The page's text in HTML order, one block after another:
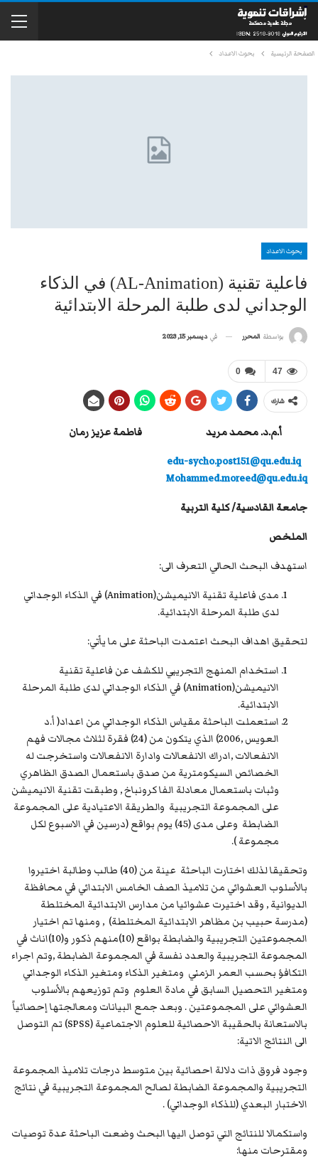
الصفحة الرئيسية بحوث الاعداد
بحوث الاعداد
فاعلية تقنية (AL-Animation) في الذكاء
الوجداني لدى طلبة المرحلة الابتدائية
بواسطة المحرر في ديسمبر 15, 2023
0 47
شارك
أ.م.د. محمد مريد فاطمة عزيز رمان
edu-sycho.post151@qu.edu.iq
Mohammed.moreed@qu.edu.iq
جامعة القادسية/ كلية التربية
الملخص
استهدف البحث الحالي التعرف الى:
مدى فاعلية تقنية الانيميشن(Animation) في الذكاء الوجداني
لدى طلبة المرحلة الابتدائية.
لتحقيق اهداف البحث اعتمدت الباحثة على ما يأتي:
استخدام المنهج التجريبي للكشف عن فاعلية تقنية
الانيميشن(Animation) في الذكاء الوجداني لدى طلبة المرحلة
الابتدائية.
استعملت الباحثة مقياس الذكاء الوجداني من اعداد( أ.د
العويس ,2006) الذي يتكون من (24) فقرة لثلاث مجالات فهم
الانفعالات ,ادراك الانفعالات وادارة الانفعالات واستخرجت له
الخصائص السيكومترية من صدق باستعمال الصدق الظاهري
وثبات باستعمال معادلة الفا كرونباخ , وطبقت تقنية الانيميشن
على المجموعة التجريبية والطريقة الاعتيادية على المجموعة
الضابطة وعلى مدى (45) يوم بواقع (درسين في الاسبوع لكل
مجموعة ).
وتحقيقا لذلك اختارت الباحثة عينة من (40) طالب وطالبة اختيروا
بالأسلوب العشوائي من تلاميذ الصف الخامس الابتدائي في محافظة
الديوانية , وقد اختيرت عشوائيا من مدارس الابتدائية المختلطة
(مدرسة حبيب بن مظاهر الابتدائية المختلطة) , ومنها تم اختيار
المجموعتين التجريبية والضابطة بواقع (10)منهم ذكور و(10)اناث في
المجموعة التجريبية والعدد نفسة في المجموعة الضابطة ,وتم اجراء
التكافؤ بحسب العمر الزمني ومتغير الذكاء ومتغير الذكاء الوجداني
ومتغير التحصيل السابق في مادة العلوم وتم توزيعهم بالأسلوب
العشوائي على المجموعتين . وبعد جمع البيانات ومعالجتها إحصائياً
بالاستعانة بالحقيبة الاحصائية للعلوم الاجتماعية (SPSS) تم التوصل
الى النتائج الاتية:
وجود فروق ذات دلالة احصائية بين متوسط درجات تلاميذ المجموعة
التجريبية والمجموعة الضابطة لصالح المجموعة التجريبية في نتائج
الاختبار البعدي (للذكاء الوجداني) .
واستكمالا للنتائج التي توصل اليها البحث وضعت الباحثة عدة توصيات
ومقترحات منها: